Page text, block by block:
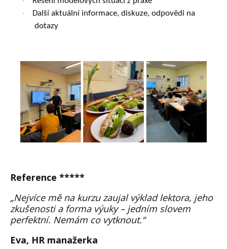
·
Další aktuální informace, diskuze, odpovědi na
dotazy
Reference *****
„Nejvíce mě na kurzu zaujal výklad lektora, jeho
zkušenosti a forma výuky – jedním slovem
perfektní. Nemám co vytknout.“
Eva, HR manažerka